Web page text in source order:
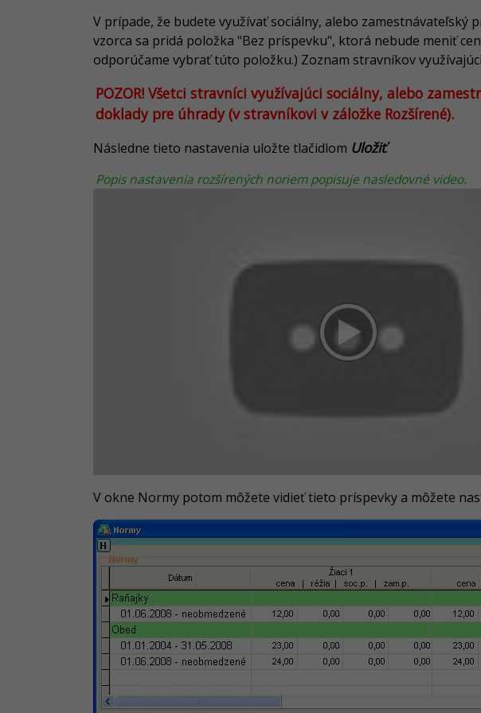
V prípade, že budete využívať sociálny, alebo
vzorca sa pridá položka "Bez príspevku", ktorá nebude meniť
odporúčame vybrať túto položku.) Zoznam stravníkov
POZOR! Všetci stravníci využívajúci sociálny, alebo
doklady pre úhrady (v stravníkovi v záložke Rozšírené).
Následne tieto nastavenia uložte tlačidlom Uložiť.
Popis nastavenia rozšírených noriem popisuje nasledovné video.
V okne Normy potom môžete vidieť tieto príspevky a môžete